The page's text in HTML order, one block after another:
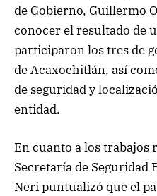
de Gobierno, Guillermo
conocer el resultado de
participaron los tres de
de Acaxochitlán, así
de seguridad y
entidad.
En cuanto a los trabajos
Secretaría de Seguridad
Neri puntualizó que el